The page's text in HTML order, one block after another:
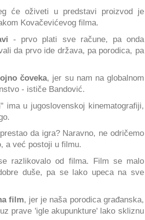
će oživeti u predstavi proizvod je
Kovačevićevog filma.
- prvo plati sve račune, pa onda
da prvo ide država, pa porodica, pa
čoveka, jer su nam na globalnom
- ističe Bandović.
ima u jugoslovenskoj kinematografiji,
da igra? Naravno, ne odričemo
a već postoji u filmu.
razlikovalo od filma. Film se malo
duše, pa se lako upeca na sve
film, jer je naša porodica građanska,
prave 'igle akupunkture' lako skliznu